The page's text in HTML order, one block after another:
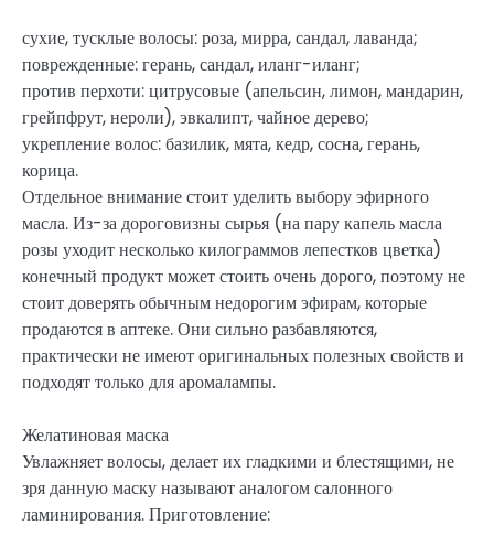
сухие, тусклые волосы: роза, мирра, сандал, лаванда;
поврежденные: герань, сандал, иланг-иланг;
против перхоти: цитрусовые (апельсин, лимон, мандарин,
грейпфрут, нероли), эвкалипт, чайное дерево;
укрепление волос: базилик, мята, кедр, сосна, герань,
корица.
Отдельное внимание стоит уделить выбору эфирного
масла. Из-за дороговизны сырья (на пару капель масла
розы уходит несколько килограммов лепестков цветка)
конечный продукт может стоить очень дорого, поэтому не
стоит доверять обычным недорогим эфирам, которые
продаются в аптеке. Они сильно разбавляются,
практически не имеют оригинальных полезных свойств и
подходят только для аромалампы.
Желатиновая маска
Увлажняет волосы, делает их гладкими и блестящими, не
зря данную маску называют аналогом салонного
ламинирования. Приготовление: